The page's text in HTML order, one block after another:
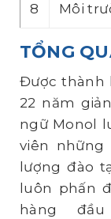
8 Môi
TỔNG
Được thành
22 năm
ngữ Monol
viên những
lượng đào
luôn phấn
hàng